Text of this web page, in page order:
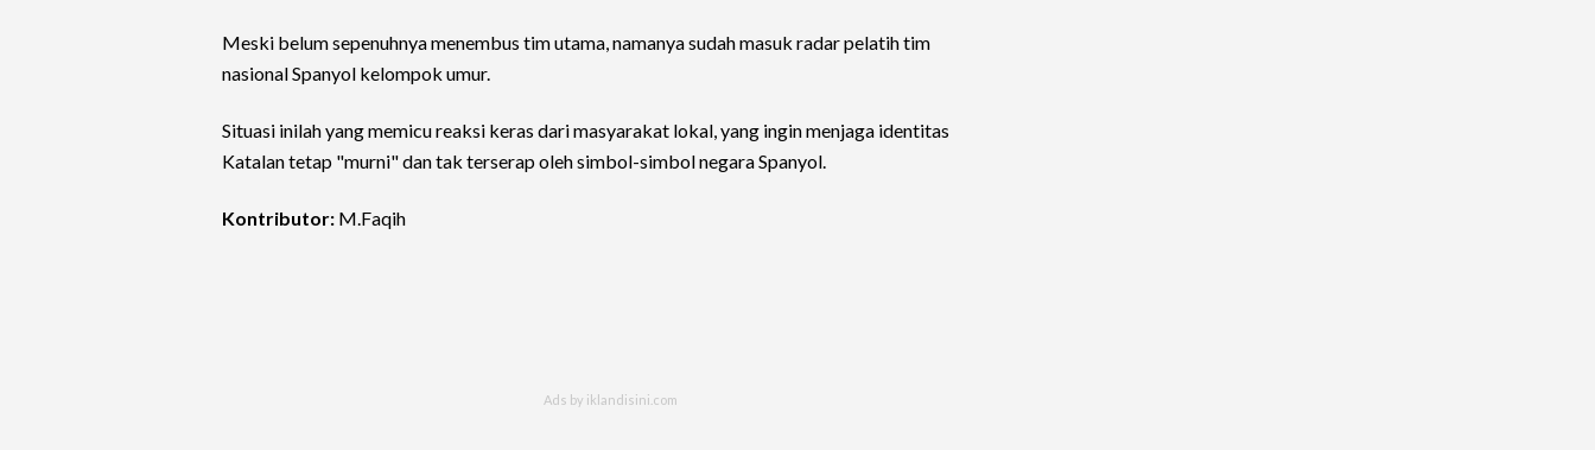
Meski belum sepenuhnya menembus tim utama, namanya sudah masuk radar pelatih tim
nasional Spanyol kelompok umur.
Situasi inilah yang memicu reaksi keras dari masyarakat lokal, yang ingin menjaga identitas
Katalan tetap "murni" dan tak terserap oleh simbol-simbol negara Spanyol.
Kontributor: M.Faqih